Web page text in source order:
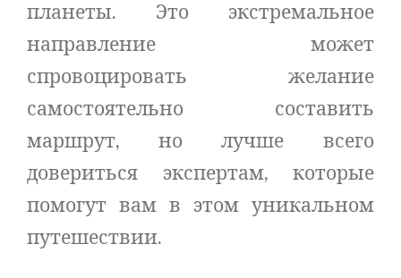
планеты. Это экстремальное
направление может
спровоцировать желание
самостоятельно составить
маршрут, но лучше всего
довериться экспертам, которые
помогут вам в этом уникальном
путешествии.